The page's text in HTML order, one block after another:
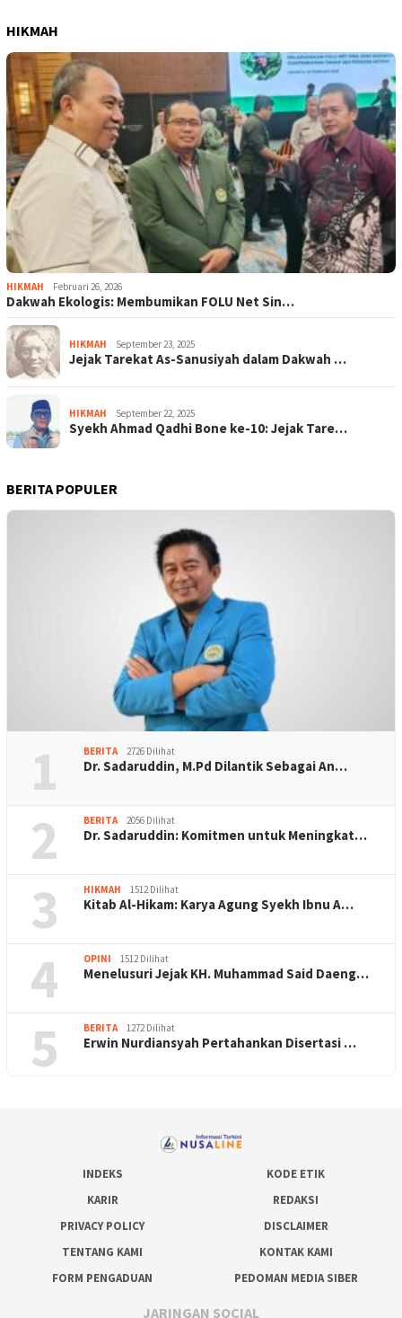
HIKMAH
HIKMAH Februari 26, 2026
Dakwah Ekologis: Membumikan FOLU Net Sin…
HIKMAH September 23, 2025
Jejak Tarekat As-Sanusiyah dalam Dakwah …
HIKMAH September 22, 2025
Syekh Ahmad Qadhi Bone ke-10: Jejak Tare…
BERITA POPULER
1 BERITA 2726 Dilihat
Dr. Sadaruddin, M.Pd Dilantik Sebagai An…
2 BERITA 2056 Dilihat
Dr. Sadaruddin: Komitmen untuk Meningkat…
3 HIKMAH 1512 Dilihat
Kitab Al-Hikam: Karya Agung Syekh Ibnu A…
4 OPINI 1512 Dilihat
Menelusuri Jejak KH. Muhammad Said Daeng…
5 BERITA 1272 Dilihat
Erwin Nurdiansyah Pertahankan Disertasi …
INDEKS
KODE ETIK
KARIR
REDAKSI
PRIVACY POLICY
DISCLAIMER
TENTANG KAMI
KONTAK KAMI
FORM PENGADUAN
PEDOMAN MEDIA SIBER
JARINGAN SOCIAL